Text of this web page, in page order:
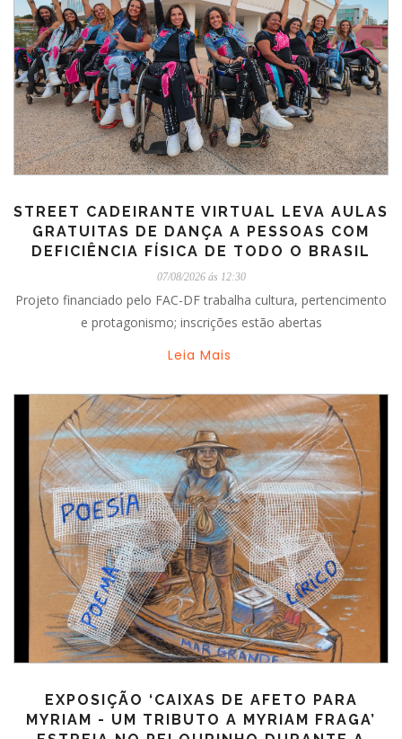
STREET CADEIRANTE VIRTUAL LEVA AULAS
GRATUITAS DE DANÇA A PESSOAS COM
DEFICIÊNCIA FÍSICA DE TODO O BRASIL
07/08/2026 ás 12:30
Projeto financiado pelo FAC-DF trabalha cultura, pertencimento
e protagonismo; inscrições estão abertas
Leia Mais
EXPOSIÇÃO ‘CAIXAS DE AFETO PARA
MYRIAM - UM TRIBUTO A MYRIAM FRAGA’